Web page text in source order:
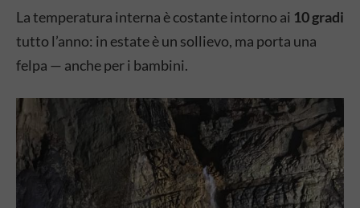
La temperatura interna è costante intorno ai 10 gradi
tutto l’anno: in estate è un sollievo, ma porta una
felpa — anche per i bambini.